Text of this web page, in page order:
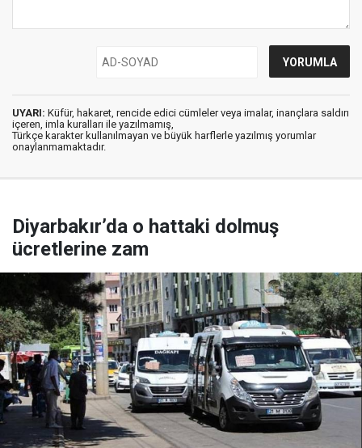
UYARI: Küfür, hakaret, rencide edici cümleler veya imalar, inançlara saldırı
içeren, imla kuralları ile yazılmamış,
Türkçe karakter kullanılmayan ve büyük harflerle yazılmış yorumlar
onaylanmamaktadır.
Diyarbakır’da o hattaki dolmuş
ücretlerine zam